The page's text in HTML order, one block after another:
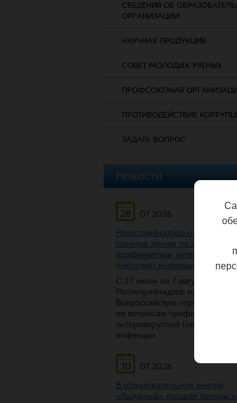
СВЕДЕНИЯ ОБ
ОРГАНИЗАЦИИ
НАУЧНАЯ ПРОДУКЦИЯ
СОВЕТ МОЛОДЫХ УЧЕНЫХ
ПРОФСОЮЗНАЯ
ПРОТИВОДЕЙСТВИЕ
ЗАДАТЬ ВОПРОС
Новости
28
07.2026
Роспотребнадзор открывает
горячую линию по вопросам
профилактики
(неполио) инфекции
С 27 июля по 7 августа
Роспотребнадзор проведет
Всероссийскую горячую линию
по вопросам профилактики
энтеровирусной (неполио)
инфекции.
10
07.2026
В образовательном центре
«Лазурный» прошли беседы